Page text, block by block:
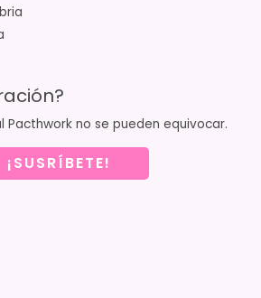
Pacthwork no se pueden equivocar.
¡SUSRÍBETE!